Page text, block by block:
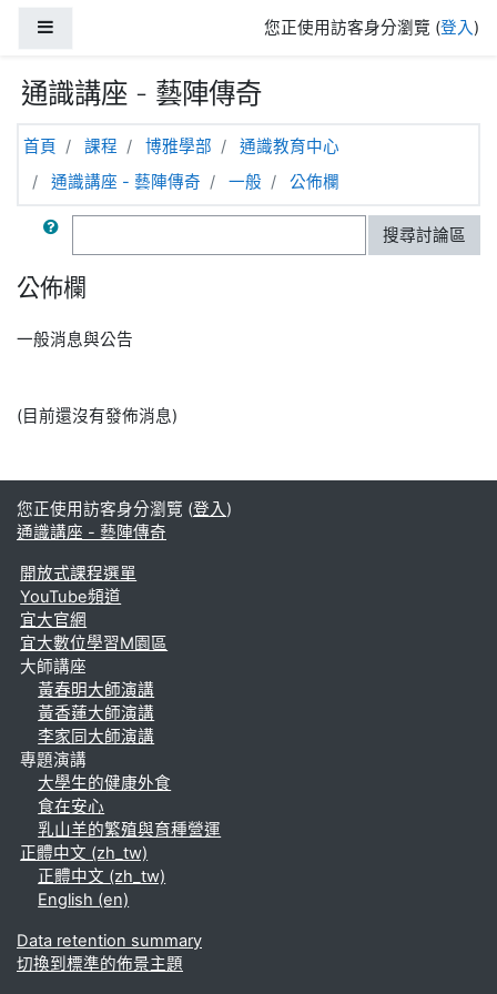
您正使用訪客身分瀏覽 (登入)
通識講座 - 藝陣傳奇
首頁 課程 博雅學部
通識教育中心
通識講座 - 藝陣傳奇
一般 公佈欄
搜尋 搜尋討論區
公佈欄
一般消息與公告
(目前還沒有發佈消息)
您正使用訪客身分瀏覽 (登入)
通識講座 - 藝陣傳奇
開放式課程選單
YouTube頻道
宜大官網
宜大數位學習M園區
大師講座
黃春明大師演講
黃香蓮大師演講
李家同大師演講
專題演講
大學生的健康外食
食在安心
乳山羊的繁殖與育種營運
正體中文 ‎(zh_tw)‎
正體中文 ‎(zh_tw)‎
English ‎(en)‎
Data retention summary
切換到標準的佈景主題